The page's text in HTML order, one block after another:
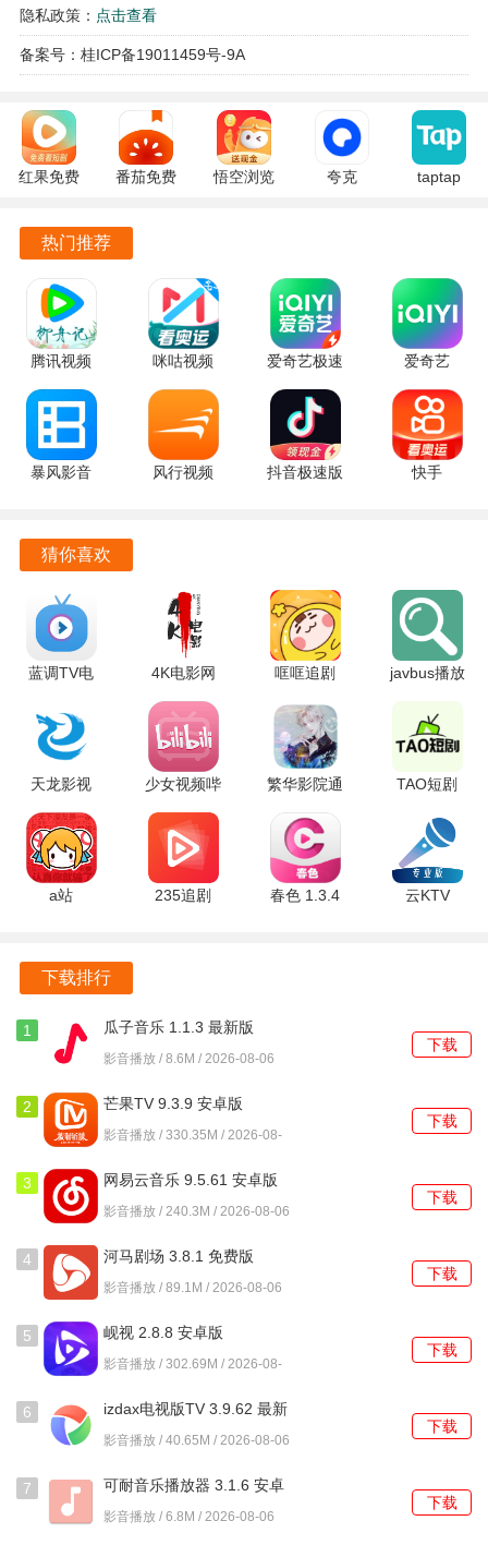
短剧、电影和电视剧，满足不同的观影需求。
简单易用的操作界面，用户无需复杂的设置即可开始观看，
支持离线下载功能，用户可以将喜欢的影视内容下载到本
地，方便在无网络环境下观看。
软件提供实时更新的影视资源，用户可以第一时间观看到最
新上线的影视作品，保持与潮流同步。
支持多种视频清晰度选择，用户可以根据网络情况和设备性
能，自由切换观看质量，确保流畅播放。
内置强大的搜索功能，用户可以通过关键词快速找到特定的
影视剧，提升查找效率。
常见问题
1. 如何解决播放卡顿的问题？
建议检查网络连接，确保网络稳定，或尝试调整视频清晰度
2. 如何下载影视内容进行离线观看？
在影视详情页中找到下载按钮，点击后选择下载清晰度，下
载完成后可在“我的下载”中查看。
3. 为什么无法找到某些影视剧？
可能是因为该影视剧尚未更新到软件中，建议定期查看更
隐私政策： 点击查看
备案号：桂ICP备19011459号-9A
红果免费
7.2.9.32
官方版
番茄免费
7.2.9.32
悟空浏览
夸克
taptap
热门推荐
腾讯视频
9.04.16.32055
最新版
咪咕视频
6.6.20 手机
爱奇艺极速
版 6.7.5 手
机版
爱奇艺
17.7.5 最新
版
暴风影音
风行视频
抖音极速版
快手
猜你喜欢
蓝调TV电
1.6.2 最新
版
4K电影网
1.2.0 安卓
版
哐哐追剧
版
javbus播放
卓版
天龙影视
2.1.0 安卓
版
少女视频哔
哩哔哩
9.5.0 最新
版
繁华影院通
用 2.4.5 安
卓版
TAO短剧
版
a站
235追剧
春色 1.3.4
云KTV
下载排行
1 瓜子音乐 1.1.3 最新版
影音播放 / 8.6M / 2026-08-06
下载
2 芒果TV 9.3.9 安卓版
影音播放 / 330.35M / 2026-08-
下载
3 网易云音乐 9.5.61 安卓版
影音播放 / 240.3M / 2026-08-06
下载
4 河马剧场 3.8.1 免费版
影音播放 / 89.1M / 2026-08-06
下载
5 岘视 2.8.8 安卓版
影音播放 / 302.69M / 2026-08-
下载
6
izdax电视版TV 3.9.62 最新
版
影音播放 / 40.65M / 2026-08-06
下载
7
可耐音乐播放器 3.1.6 安卓
版
影音播放 / 6.8M / 2026-08-06
下载